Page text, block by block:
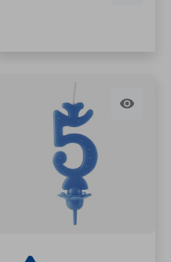
